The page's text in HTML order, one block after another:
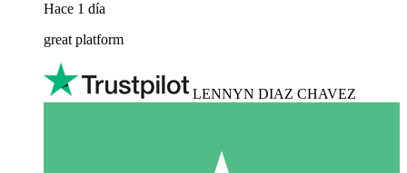
Hace 1 día
great platform
LENNYN DIAZ CHAVEZ